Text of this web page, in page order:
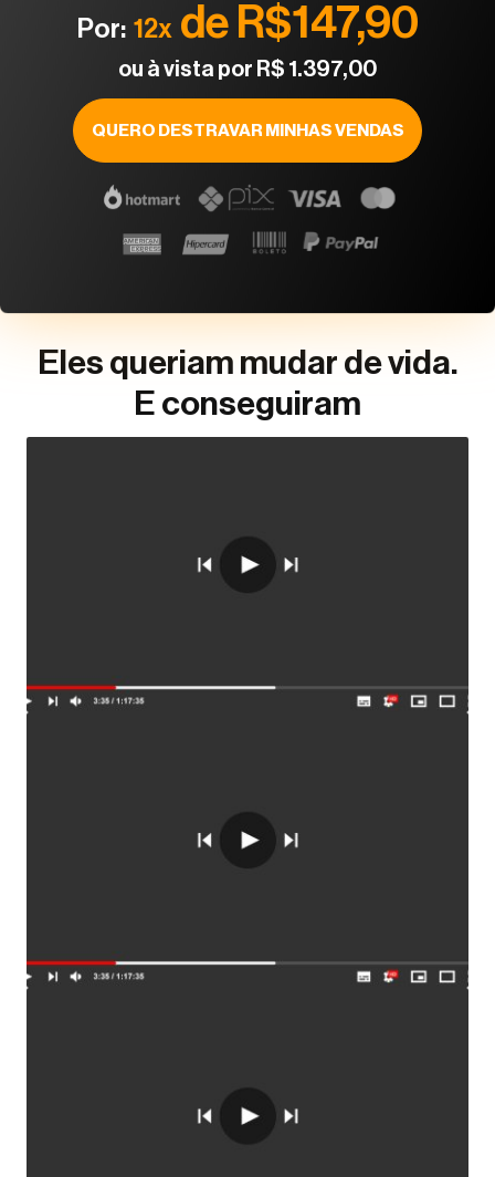
Por: 12x de R$147,90
ou à vista por R$ 1.397,00
QUERO DESTRAVAR MINHAS VENDAS
Eles queriam mudar de vida.
E conseguiram